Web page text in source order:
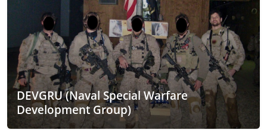
DEVGRU (Naval Special Warfare
Development Group)